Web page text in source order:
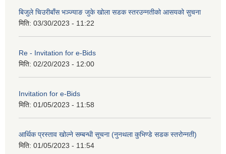
बिजुले चिउरीबाँस भञ्ज्याङ जुके खोला सडक स्तरउन्नतीको आसयको सुचना
मिति: 03/30/2023 - 11:22
Re - Invitation for e-Bids
मिति: 02/20/2023 - 12:00
Invitation for e-Bids
मिति: 01/05/2023 - 11:58
आर्थिक प्रस्ताव खोल्ने सम्बन्धी सूचना (नुनथला कुभिण्डे सडक स्तरोन्नती)
मिति: 01/05/2023 - 11:54